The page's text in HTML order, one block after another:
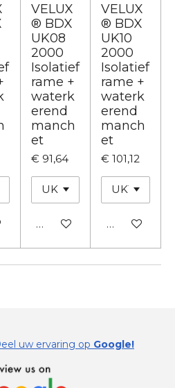
VELUX
® BDX
UK08
2000
Isolatief
rame +
waterk
erend
manch
et
€ 91,64
In winkelwagen
VELUX
® BDX
UK10
2000
Isolatief
rame +
waterk
erend
manch
et
€ 101,12
In
uw ervaring op Google!